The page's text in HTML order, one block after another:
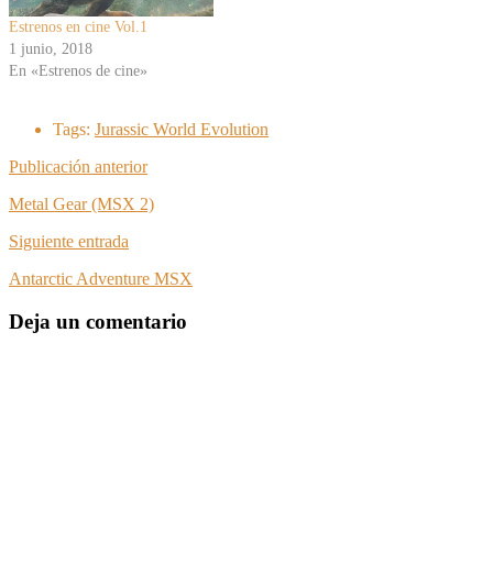
Estrenos en cine Vol.1
1 junio, 2018
En «Estrenos de cine»
Tags: Jurassic World Evolution
Publicación anterior
Metal Gear (MSX 2)
Siguiente entrada
Antarctic Adventure MSX
Deja un comentario